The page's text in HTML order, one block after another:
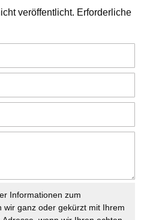
veröffentlicht. Erforderliche
Informationen zum
ganz oder gekürzt mit Ihrem